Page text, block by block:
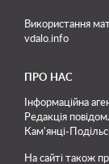
Використання
vdalo.info
ПРО НАС
Інформаційна
Редакція
Кам'янці-
На сайті також